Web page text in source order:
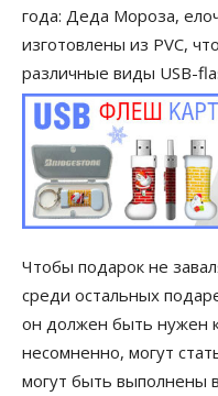
года: Деда Мороза,
изготовлены из PVC,
различные виды USB-
Чтобы подарок не
среди остальных
он должен быть нужен
несомненно, могут
могут быть выполнены